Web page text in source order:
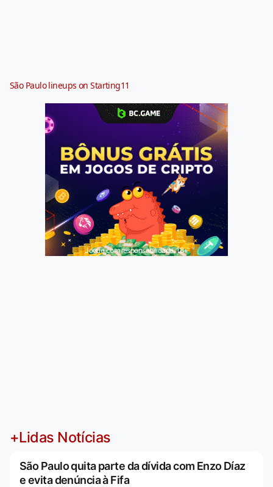
São Paulo lineups on Starting11
Jogue com responsabilidade. 18+
+Lidas Notícias
São Paulo quita parte da dívida com Enzo Díaz
e evita denúncia à Fifa